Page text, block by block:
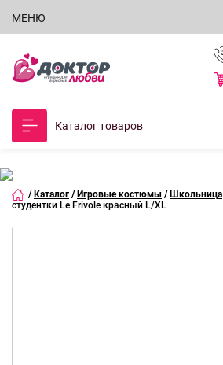
МЕНЮ
Каталог товаров
/ Каталог / Игровые костюмы / Школьница
студентки Le Frivole красный L/XL